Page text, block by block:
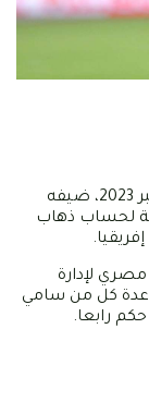
يستقبل النجم الساحلي، يوم السبت 16 سبتمبر 2023، ضيفه
لحساب ذهاب
مصري لإدارة
كل من سامي
رابعا.